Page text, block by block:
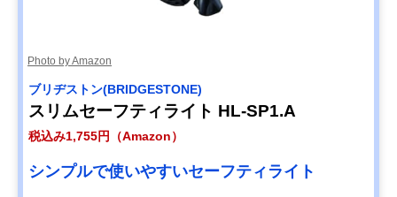
Photo by Amazon
ブリヂストン(BRIDGESTONE)
スリムセーフティライト HL-SP1.A
税込み1,755円（Amazon）
シンプルで使いやすいセーフティライト